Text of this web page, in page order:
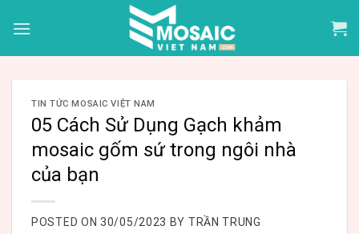
TIN TỨC MOSAIC VIỆT NAM
05 Cách Sử Dụng Gạch khảm
mosaic gốm sứ trong ngôi nhà
của bạn
POSTED ON 30/05/2023 BY TRẦN TRUNG